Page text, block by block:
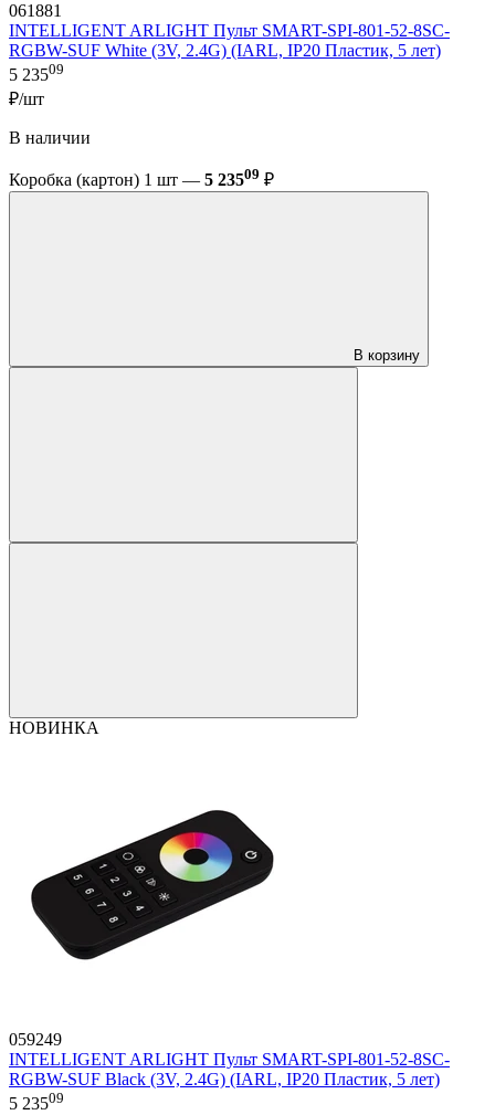
061881
INTELLIGENT ARLIGHT Пульт SMART-SPI-801-52-8SC-
RGBW-SUF White (3V, 2.4G) (IARL, IP20 Пластик, 5 лет)
5 23509
₽/шт
В наличии
Коробка (картон) 1 шт — 5 23509 ₽
В корзину
НОВИНКА
059249
INTELLIGENT ARLIGHT Пульт SMART-SPI-801-52-8SC-
RGBW-SUF Black (3V, 2.4G) (IARL, IP20 Пластик, 5 лет)
5 23509